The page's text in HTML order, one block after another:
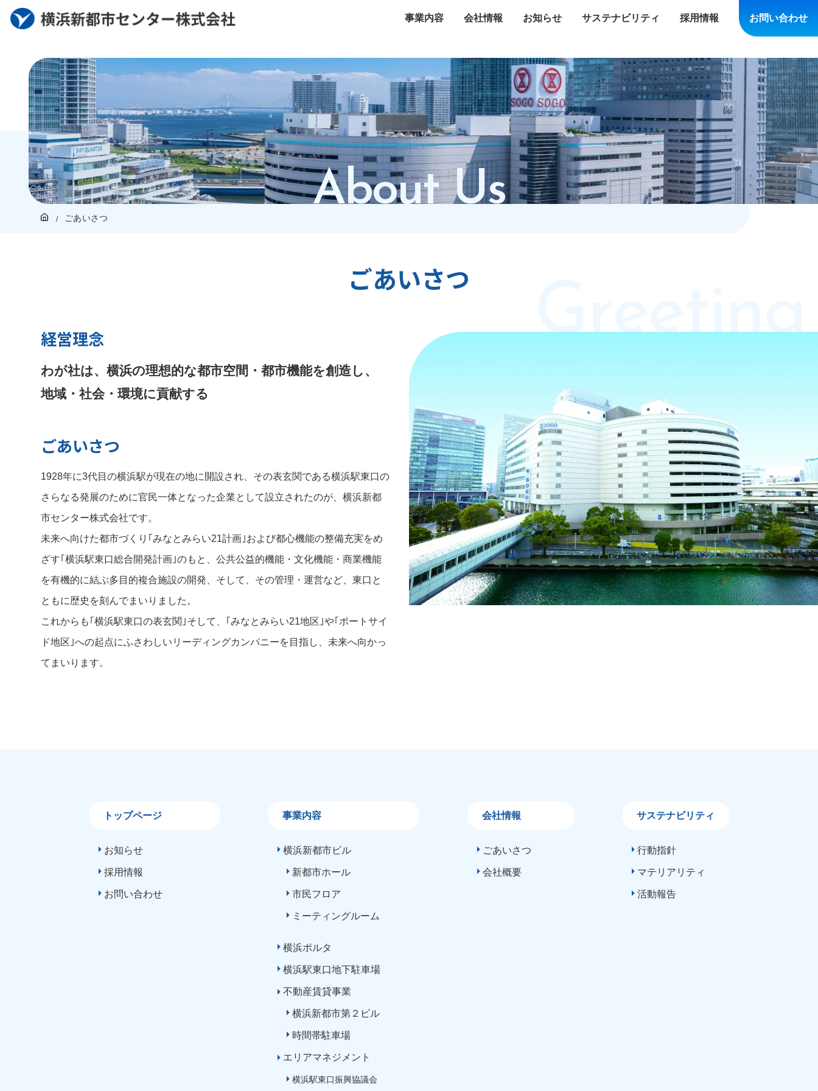
事業内容 会社情報 お知らせ サステナビリティ 採用情報 お問い合わせ
About Us
ごあいさつ
ごあいさつ Greeting
経営理念
わが社は、横浜の理想的な都市空間・都市機能を創造し、
地域・社会・環境に貢献する
ごあいさつ
1928年に3代目の横浜駅が現在の地に開設され、その表玄関である横浜駅東口の
さらなる発展のために官民一体となった企業として設立されたのが、横浜新都
市センター株式会社です。
未来へ向けた都市づくり｢みなとみらい21計画｣および都心機能の整備充実をめ
ざす｢横浜駅東口総合開発計画｣のもと、公共公益的機能・文化機能・商業機能
を有機的に結ぶ多目的複合施設の開発、そして、その管理・運営など、東口と
ともに歴史を刻んでまいりました。
これからも｢横浜駅東口の表玄関｣そして、｢みなとみらい21地区｣や｢ポートサイ
ド地区｣への起点にふさわしいリーディングカンパニーを目指し、未来へ向かっ
てまいります。
トップページ
お知らせ
採用情報
お問い合わせ
事業内容
横浜新都市ビル
新都市ホール
市民フロア
ミーティングルーム
横浜ポルタ
横浜駅東口地下駐車場
不動産賃貸事業
横浜新都市第２ビル
時間帯駐車場
エリアマネジメント
横浜駅東口振興協議会
会社情報
ごあいさつ
会社概要
サステナビリティ
行動指針
マテリアリティ
活動報告